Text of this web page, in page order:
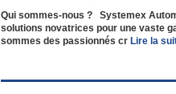
Qui sommes-nous ? Systemex
solutions novatrices pour une vaste
sommes des passionnés cr Lire la